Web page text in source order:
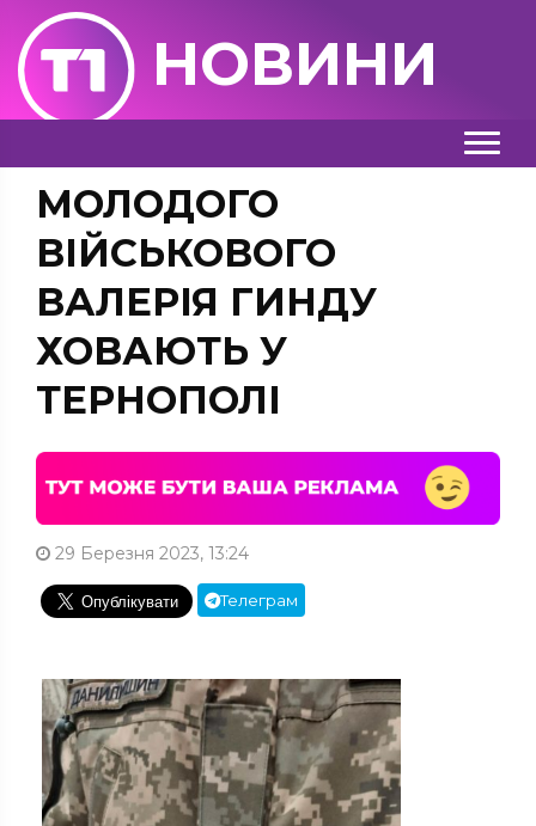
НОВИНИ
МОЛОДОГО
ВІЙСЬКОВОГО
ВАЛЕРІЯ ГИНДУ
ХОВАЮТЬ У
ТЕРНОПОЛІ
29 Березня 2023, 13:24
Телеграм